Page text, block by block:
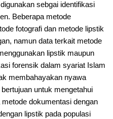
sebgai identifikasi
Beberapa metode
fotografi dan metode lipstik
namun data terkait metode
lipstik maupun
forensik dalam syariat Islam
membahayakan nyawa
untuk mengetahui
dokumentasi dengan
lipstik pada populasi